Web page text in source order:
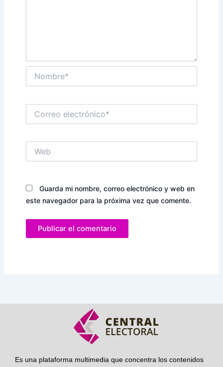
electrónico*
Guarda mi nombre, correo electrónico y web en
este navegador para la próxima vez que comente.
Es una plataforma multimedia que concentra los contenidos